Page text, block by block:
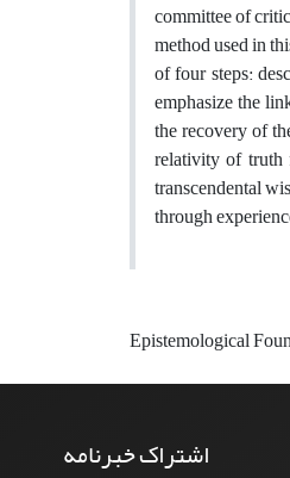
committee of
method used in
of four steps:
emphasize the
the recovery of
relativity of truth
transcendental
through
Epistemological
اشتراک خبرنامه